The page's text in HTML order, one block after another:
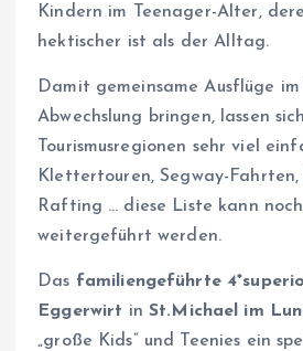
Kindern im Teenager-Alter,
hektischer ist als der Alltag.
Damit gemeinsame Ausflüge
Abwechslung bringen, lassen
Tourismusregionen sehr viel
Klettertouren, Segway-Fahrten,
Rafting … diese Liste kann
weitergeführt werden.
Das familiengeführte
Eggerwirt in St.Michael im
„große Kids“ und Teenies ein